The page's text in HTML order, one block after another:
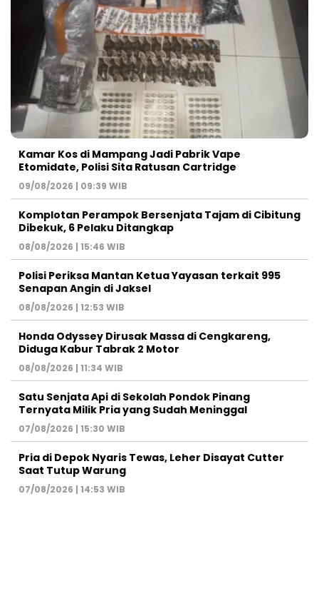
Kamar Kos di Mampang Jadi Pabrik Vape
Etomidate, Polisi Sita Ratusan Cartridge
09/08/2026 | 09:39 WIB
Komplotan Perampok Bersenjata Tajam di Cibitung
Dibekuk, 6 Pelaku Ditangkap
08/08/2026 | 15:46 WIB
Polisi Periksa Mantan Ketua Yayasan terkait 995
Senapan Angin di Jaksel
08/08/2026 | 12:53 WIB
Honda Odyssey Dirusak Massa di Cengkareng,
Diduga Kabur Tabrak 2 Motor
08/08/2026 | 11:34 WIB
Satu Senjata Api di Sekolah Pondok Pinang
Ternyata Milik Pria yang Sudah Meninggal
07/08/2026 | 15:30 WIB
Pria di Depok Nyaris Tewas, Leher Disayat Cutter
Saat Tutup Warung
07/08/2026 | 14:53 WIB